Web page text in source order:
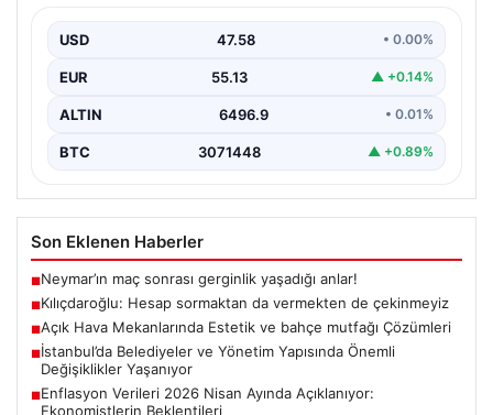
en önemli bölümlerinden parçası durumuna ulaşmıştır.
Yeşille uyumlu…
USD 47.58 • 0.00%
EUR 55.13 ▲ +0.14%
ALTIN 6496.9 • 0.01%
BTC 3071448 ▲ +0.89%
Son Eklenen Haberler
■Neymar’ın maç sonrası gerginlik yaşadığı anlar!
■Kılıçdaroğlu: Hesap sormaktan da vermekten de çekinmeyiz
■Açık Hava Mekanlarında Estetik ve bahçe mutfağı Çözümleri
■İstanbul’da Belediyeler ve Yönetim Yapısında Önemli
Değişiklikler Yaşanıyor
■Enflasyon Verileri 2026 Nisan Ayında Açıklanıyor:
Ekonomistlerin Beklentileri